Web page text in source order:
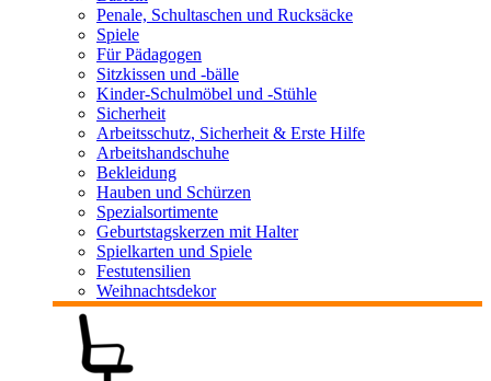
Penale, Schultaschen und Rucksäcke
Spiele
Für Pädagogen
Sitzkissen und -bälle
Kinder-Schulmöbel und -Stühle
Sicherheit
Arbeitsschutz, Sicherheit & Erste Hilfe
Arbeitshandschuhe
Bekleidung
Hauben und Schürzen
Spezialsortimente
Geburtstagskerzen mit Halter
Spielkarten und Spiele
Festutensilien
Weihnachtsdekor